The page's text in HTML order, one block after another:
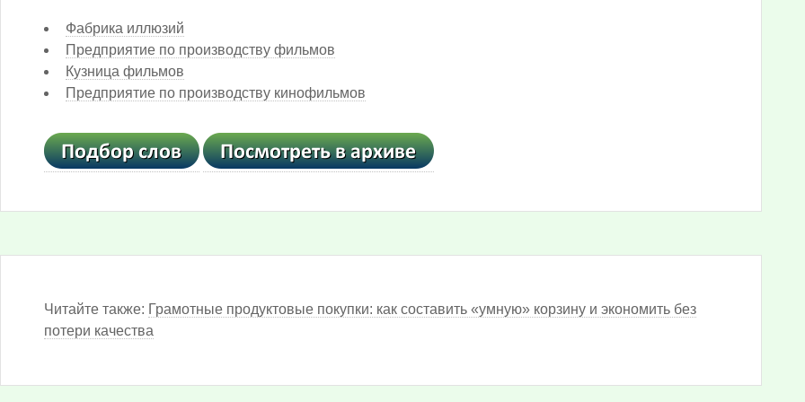
Фабрика иллюзий
Предприятие по производству фильмов
Кузница фильмов
Предприятие по производству кинофильмов
Читайте также: Грамотные продуктовые покупки: как составить «умную» корзину и экономить без
потери качества